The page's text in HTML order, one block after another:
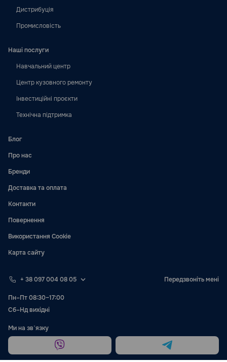
Дистрибуція
Промисловість
Наші послуги
Навчальний центр
Центр кузовного ремонту
Інвестиційні проєкти
Технічна підтримка
Блог
Про нас
Бренди
Доставка та оплата
Контакти
Повернення
Використання Cookie
Карта сайту
+ 38 097 004 08 05 Передзвоніть мені
Пн–Пт 08:30–17:00
Сб–Нд вихідні
Ми на звʼязку